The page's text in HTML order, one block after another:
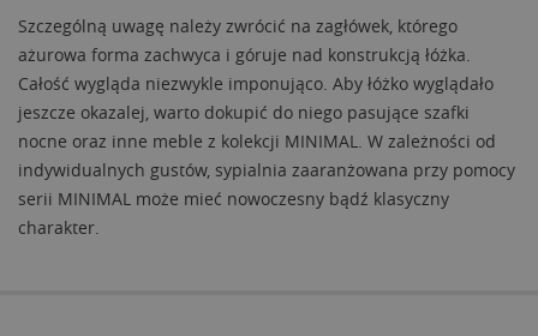
Szczególną uwagę należy zwrócić na zagłówek, którego
ażurowa forma zachwyca i góruje nad konstrukcją łóżka.
Całość wygląda niezwykle imponująco. Aby łóżko wyglądało
jeszcze okazalej, warto dokupić do niego pasujące szafki
nocne oraz inne meble z kolekcji MINIMAL. W zależności od
indywidualnych gustów, sypialnia zaaranżowana przy pomocy
serii MINIMAL może mieć nowoczesny bądź klasyczny
charakter.